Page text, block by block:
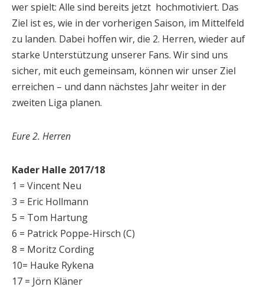
wer spielt: Alle sind bereits jetzt hochmotiviert. Das
Ziel ist es, wie in der vorherigen Saison, im Mittelfeld
zu landen. Dabei hoffen wir, die 2. Herren, wieder auf
starke Unterstützung unserer Fans. Wir sind uns
sicher, mit euch gemeinsam, können wir unser Ziel
erreichen – und dann nächstes Jahr weiter in der
zweiten Liga planen.
Eure 2. Herren
Kader Halle 2017/18
1 = Vincent Neu
3 = Eric Hollmann
5 = Tom Hartung
6 = Patrick Poppe-Hirsch (C)
8 = Moritz Cording
10= Hauke Rykena
17 = Jörn Kläner